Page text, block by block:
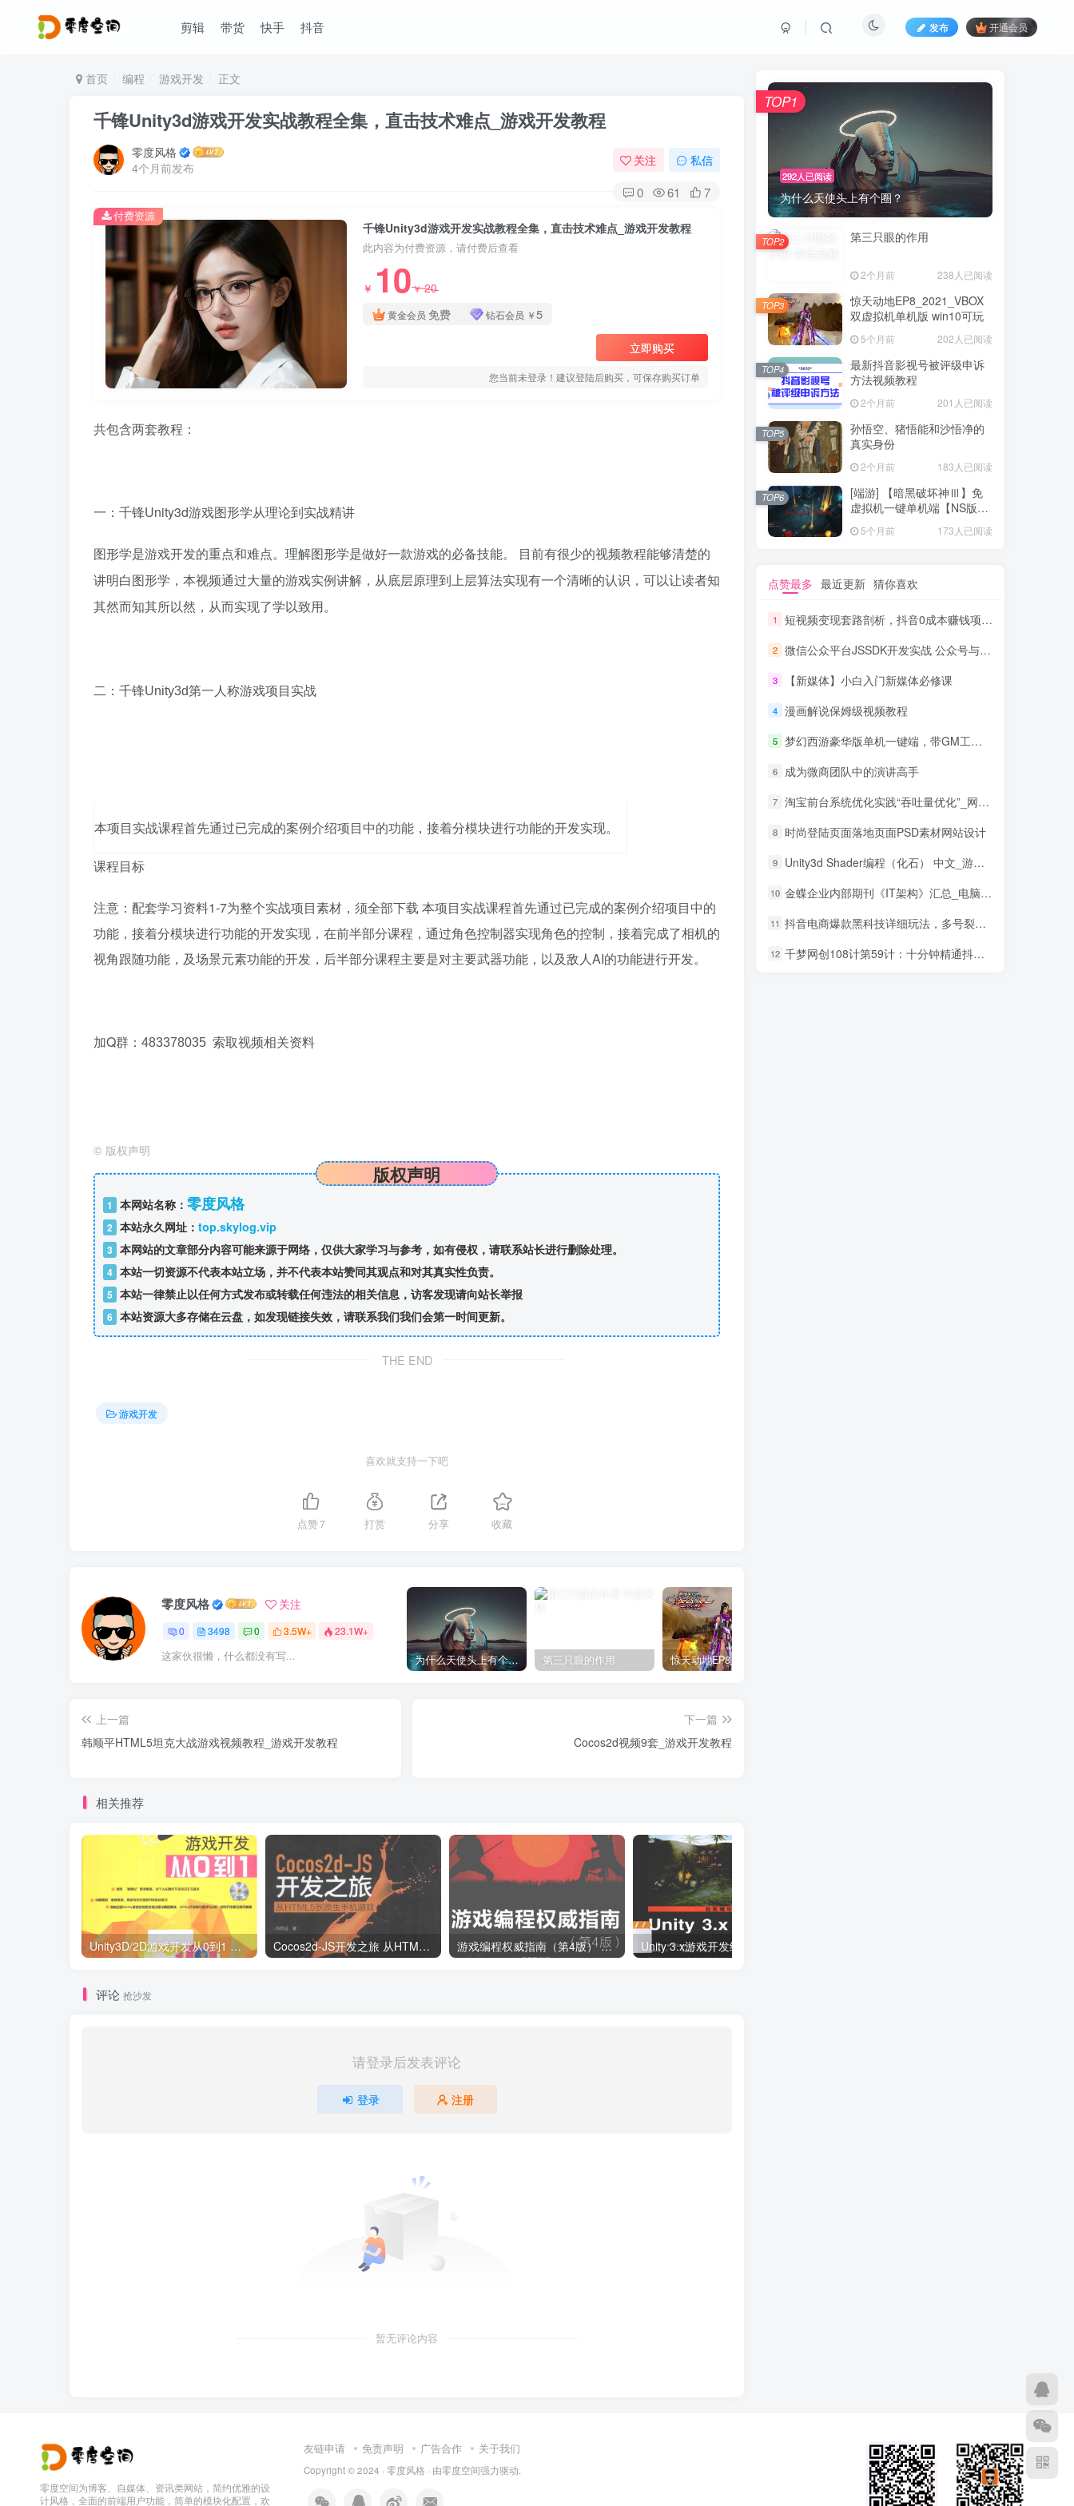
剪辑 带货 快手 抖音 发布 开通会员
首页 编程 游戏开发 正文
千锋Unity3d游戏开发实战教程全集，直击技术难点_游戏开发教程
零度风格
4个月前发布
关注 私信
0 61 7
千锋Unity3d游戏开发实战教程全集，直击技术难点_游戏开发教程
此内容为付费资源，请付费后查看
￥ 10￥20
黄金会员 免费 钻石会员 ￥5
立即购买
您当前未登录！建议登陆后购买，可保存购买订单
付费资源
共包含两套教程：
一：千锋Unity3d游戏图形学从理论到实战精讲
图形学是游戏开发的重点和难点。理解图形学是做好一款游戏的必备技能。 目前有很少的视频教程能够清楚的
讲明白图形学，本视频通过大量的游戏实例讲解，从底层原理到上层算法实现有一个清晰的认识，可以让读者知
其然而知其所以然，从而实现了学以致用。
二：千锋Unity3d第一人称游戏项目实战
本项目实战课程首先通过已完成的案例介绍项目中的功能，接着分模块进行功能的开发实现。
课程目标
注意：配套学习资料1-7为整个实战项目素材，须全部下载 本项目实战课程首先通过已完成的案例介绍项目中的
功能，接着分模块进行功能的开发实现，在前半部分课程，通过角色控制器实现角色的控制，接着完成了相机的
视角跟随功能，及场景元素功能的开发，后半部分课程主要是对主要武器功能，以及敌人AI的功能进行开发。
加Q群： 483378035 索取视频相关资料
© 版权声明
版权声明
1 本网站名称： 零度风格
2 本站永久网址： top.skylog.vip
3 本网站的文章部分内容可能来源于网络，仅供大家学习与参考，如有侵权，请联系站长进行删除处理。
4 本站一切资源不代表本站立场，并不代表本站赞同其观点和对其真实性负责。
5 本站一律禁止以任何方式发布或转载任何违法的相关信息，访客发现请向站长举报
6 本站资源大多存储在云盘，如发现链接失效，请联系我们我们会第一时间更新。
THE END
游戏开发
喜欢就支持一下吧
点赞7 打赏 分享 收藏
零度风格 关注
0 3498 0 3.5W+ 23.1W+
这家伙很懒，什么都没有写... 为什么天使头上有个圈？ 第三只眼的作用
上一篇
韩顺平HTML5坦克大战游戏视频教程_游戏开发教程
下一篇
Cocos2d视频9套_游戏开发教程
相关推荐
Unity3D/2D游戏开发从0到1 （刘国柱著） 完整版_游戏开发教程 Cocos2d-JS开发之旅 从HTML5到原生手机游戏_游戏开发教程 游戏编程权威指南（第4版） 源码 pdf_游戏开发教程
评论 抢沙发
请登录后发表评论
登录 注册
暂无评论内容
292人已阅读
为什么天使头上有个圈？
TOP1
第三只眼的作用
2个月前 238人已阅读
TOP2
惊天动地EP8_2021_VBOX
双虚拟机单机版 win10可玩
5个月前 202人已阅读
TOP3
最新抖音影视号被评级申诉
方法视频教程
2个月前 201人已阅读
TOP4
孙悟空、猪悟能和沙悟净的
真实身份
2个月前 183人已阅读
TOP5
[端游] 【暗黑破坏神Ⅲ】免
虚拟机一键单机端【NS版
5个月前 173人已阅读
TOP6
点赞最多 最近更新 猜你喜欢
1 短视频变现套路剖析，抖音0成本赚钱项目玩法，日入500+独家揭秘（共2节视频）
2 微信公众平台JSSDK开发实战 公众号与HTML5混合模式揭秘_新媒体运营教程
3 【新媒体】小白入门新媒体必修课
4 漫画解说保姆级视频教程
5 梦幻西游豪华版单机一键端，带GM工具，玩法丰富，功能齐全
6 成为微商团队中的演讲高手
7 淘宝前台系统优化实践“吞吐量优化”_网络营销教程
8 时尚登陆页面落地页面PSD素材网站设计
9 Unity3d Shader编程（化石） 中文_游戏开发教程
10 金蝶企业内部期刊《IT架构》汇总_电脑办公教程
11 抖音电商爆款黑科技详细玩法，多号裂变连怼玩法
12 千梦网创108计第59计：十分钟精通抖音作品封面组合教学
零度空间为博客、自媒体、资讯类网站，简约优雅的设
计风格，全面的前端用户功能，简单的模块化配置，欢
友链申请 免责声明 广告合作 关于我们
Copyright © 2024 · 零度风格 · 由零度空间强力驱动.